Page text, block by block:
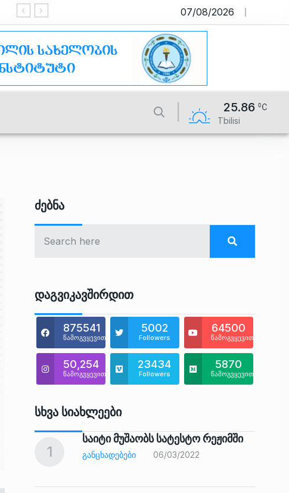
საიტი მუშაობს სატესტო რეჟიმში
07/08/2026
25.86
Tbilisi
Ძებნა
Დაგვიკავშირდით
875541
წამოგვყევით
5002
Followers
64500
წამოგვყევით
50,254
წამოგვყევით
23434
Followers
5870
წამოგვყევით
Სხვა Სიახლეები
1
საიტი მუშაობს სატესტო რეჟიმში
ᲒᲐᲜᲪᲮᲐᲓᲔᲑᲔᲑᲘ 06/03/2022